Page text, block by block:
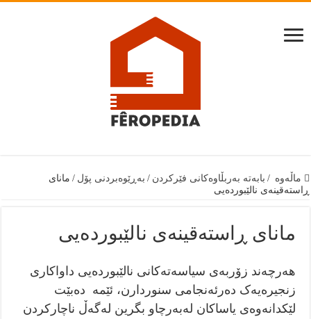
ماڵەوە / بابەتە بەربڵاوەكانى فێركردن / بەڕێوەبردنى پۆل / مانای
ڕاستەقینەی نالێبوردەیی
مانای ڕاستەقینەی نالێبوردەیی
هەرچەند زۆربەی سیاسەتەکانی نالێبوردەیی داواکاری
زنجیرەیەک دەرئەنجامی سنوردارن، ئێمە دەبێت
لێکدانەوەی یاساکان لەبەرچاو بگرین لەگەڵ ناچارکردن